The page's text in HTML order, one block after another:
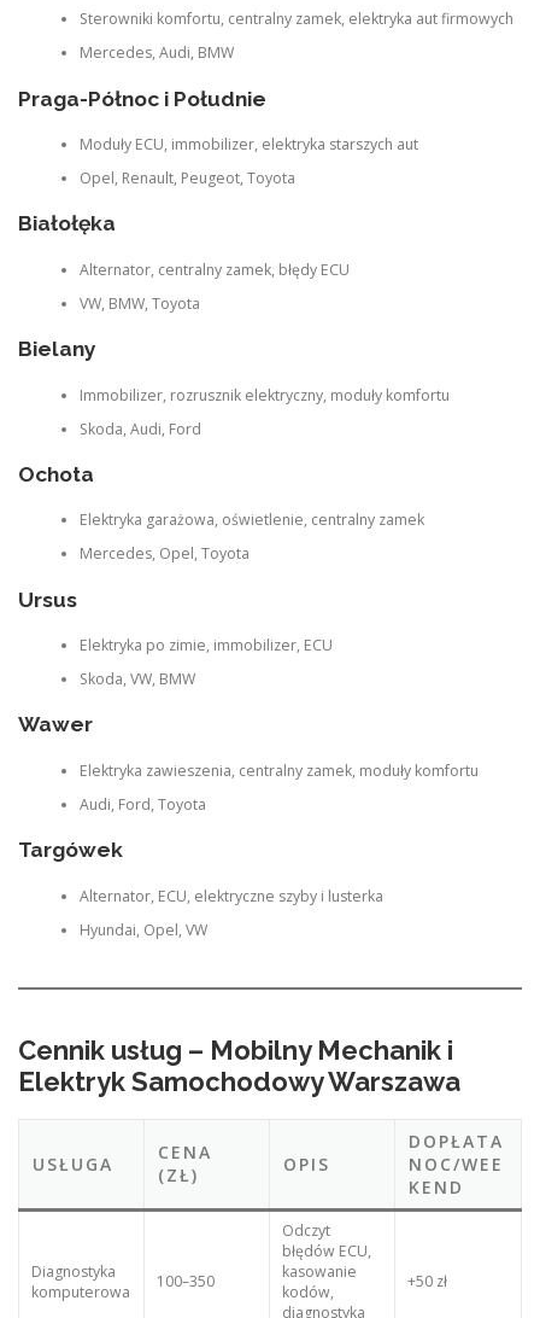
Sterowniki komfortu, centralny zamek, elektryka aut firmowych
Mercedes, Audi, BMW
Praga-Północ i Południe
Moduły ECU, immobilizer, elektryka starszych aut
Opel, Renault, Peugeot, Toyota
Białołęka
Alternator, centralny zamek, błędy ECU
VW, BMW, Toyota
Bielany
Immobilizer, rozrusznik elektryczny, moduły komfortu
Skoda, Audi, Ford
Ochota
Elektryka garażowa, oświetlenie, centralny zamek
Mercedes, Opel, Toyota
Ursus
Elektryka po zimie, immobilizer, ECU
Skoda, VW, BMW
Wawer
Elektryka zawieszenia, centralny zamek, moduły komfortu
Audi, Ford, Toyota
Targówek
Alternator, ECU, elektryczne szyby i lusterka
Hyundai, Opel, VW
Cennik usług – Mobilny Mechanik i
Elektryk Samochodowy Warszawa
USŁUGA
CENA
(ZŁ)
OPIS
DOPŁATA
NOC/WEE
KEND
Diagnostyka
komputerowa
100–350
Odczyt
błędów ECU,
kasowanie
kodów,
diagnostyka
+50 zł